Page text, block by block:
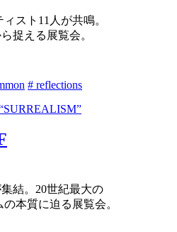
スト11人が共鳴。
捉える展覧会。
# reflections
結。20世紀最大の
本質に迫る展覧会。